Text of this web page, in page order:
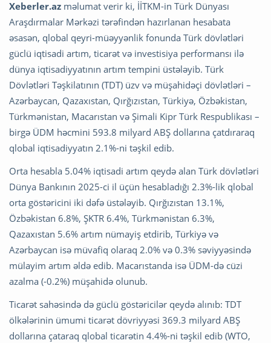
Xeberler.az məlumat verir ki, İİTKM-in Türk Dünyası
Araşdırmalar Mərkəzi tərəfindən hazırlanan hesabata
əsasən, qlobal qeyri-müəyyənlik fonunda Türk dövlətləri
güclü iqtisadi artım, ticarət və investisiya performansı ilə
dünya iqtisadiyyatının artım tempini üstələyib. Türk
Dövlətləri Təşkilatının (TDT) üzv və müşahidəçi dövlətləri –
Azərbaycan, Qazaxıstan, Qırğızıstan, Türkiyə, Özbəkistan,
Türkmənistan, Macarıstan və Şimali Kipr Türk Respublikası –
birgə ÜDM həcmini 593.8 milyard ABŞ dollarına çatdıraraq
qlobal iqtisadiyyatın 2.1%-ni təşkil edib.
Orta hesabla 5.04% iqtisadi artım qeydə alan Türk dövlətləri
Dünya Bankının 2025-ci il üçün hesabladığı 2.3%-lik qlobal
orta göstəricini iki dəfə üstələyib. Qırğızıstan 13.1%,
Özbəkistan 6.8%, ŞKTR 6.4%, Türkmənistan 6.3%,
Qazaxıstan 5.6% artım nümayiş etdirib, Türkiyə və
Azərbaycan isə müvafiq olaraq 2.0% və 0.3% səviyyəsində
mülayim artım əldə edib. Macarıstanda isə ÜDM-də cüzi
azalma (-0.2%) müşahidə olunub.
Ticarət sahəsində də güclü göstəricilər qeydə alınıb: TDT
ölkələrinin ümumi ticarət dövriyyəsi 369.3 milyard ABŞ
dollarına çataraq qlobal ticarətin 4.4%-ni təşkil edib (WTO,